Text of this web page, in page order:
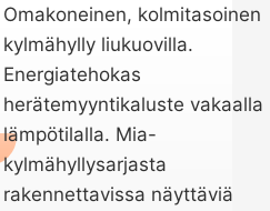
Omakoneinen, kolmitasoinen
kylmähylly liukuovilla.
Energiatehokas
herätemyyntikaluste vakaalla
lämpötilalla. Mia-
kylmähyllysarjasta
rakennettavissa näyttäviä